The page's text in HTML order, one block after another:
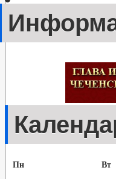
Пн
Вт